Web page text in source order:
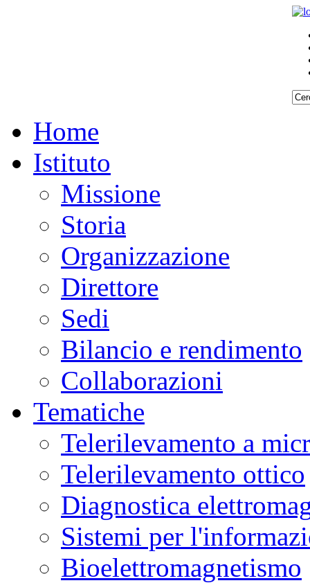
Home
Istituto
Missione
Storia
Organizzazione
Direttore
Sedi
Bilancio e rendimento
Collaborazioni
Tematiche
Telerilevamento a
Telerilevamento ottico
Diagnostica
Sistemi per
Bioelettromagnetismo